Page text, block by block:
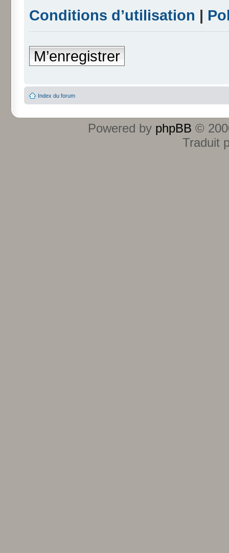
Conditions d’utilisation |
M’enregistrer
Index du forum
Powered by phpBB ©
Traduit